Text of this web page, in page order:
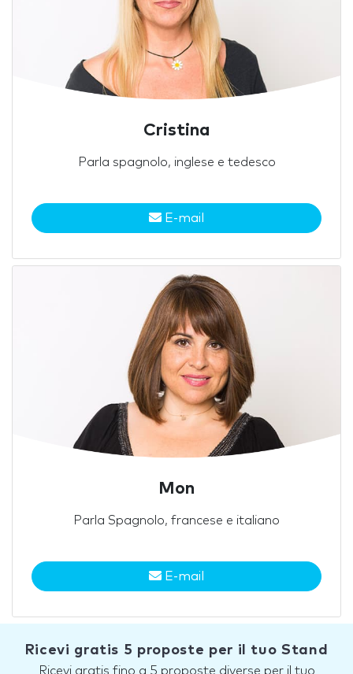
Cristina
Parla spagnolo, inglese e tedesco
E-mail
Mon
Parla Spagnolo, francese e italiano
E-mail
Ricevi gratis 5 proposte per il tuo Stand
Ricevi gratis fino a 5 proposte diverse per il tuo